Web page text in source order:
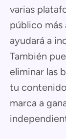
varias
público más
ayudará a
También
eliminar las
tu
marca a